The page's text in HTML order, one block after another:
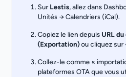
Sur Lestis, allez dans
Unités → Calendriers (iCal).
Copiez le lien depuis URL
(Exportation)ou cliquez sur
Collez-le comme «
plateformes OTA que vous